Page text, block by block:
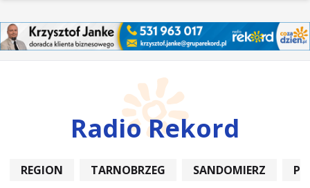
Radio Rekord
REGION TARNOBRZEG SANDOMIERZ